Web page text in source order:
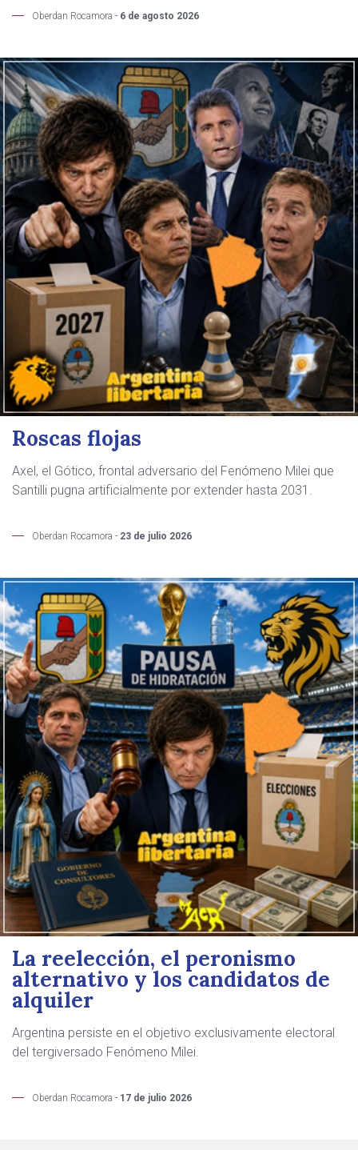
Oberdan Rocamora - 6 de agosto 2026
Roscas flojas
Axel, el Gótico, frontal adversario del Fenómeno Milei que
Santilli pugna artificialmente por extender hasta 2031.
Oberdan Rocamora - 23 de julio 2026
La reelección, el peronismo
alternativo y los candidatos de
alquiler
Argentina persiste en el objetivo exclusivamente electoral
del tergiversado Fenómeno Milei.
Oberdan Rocamora - 17 de julio 2026